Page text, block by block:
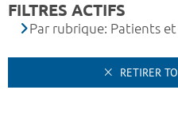
FILTRES ACTIFS
Par rubrique: Patients
RETIRER